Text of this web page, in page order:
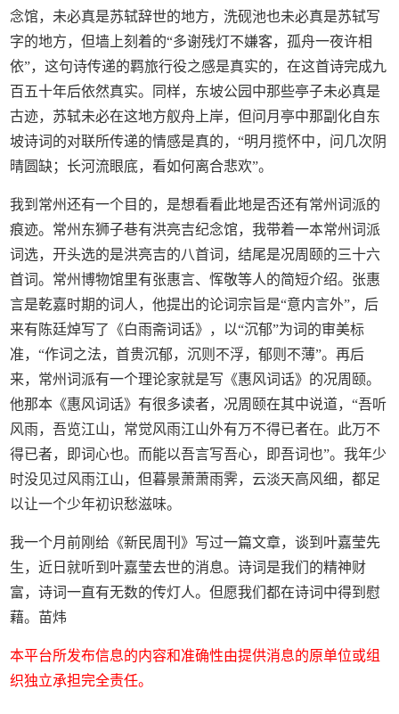
念馆，未必真是苏轼辞世的地方，洗砚池也未必真是苏轼写
字的地方，但墙上刻着的“多谢残灯不嫌客，孤舟一夜许相
依”，这句诗传递的羁旅行役之感是真实的，在这首诗完成九
百五十年后依然真实。同样，东坡公园中那些亭子未必真是
古迹，苏轼未必在这地方舣舟上岸，但问月亭中那副化自东
坡诗词的对联所传递的情感是真的，“明月揽怀中，问几次阴
晴圆缺；长河流眼底，看如何离合悲欢”。
我到常州还有一个目的，是想看看此地是否还有常州词派的
痕迹。常州东狮子巷有洪亮吉纪念馆，我带着一本常州词派
词选，开头选的是洪亮吉的八首词，结尾是况周颐的三十六
首词。常州博物馆里有张惠言、恽敬等人的简短介绍。张惠
言是乾嘉时期的词人，他提出的论词宗旨是“意内言外”，后
来有陈廷焯写了《白雨斋词话》，以“沉郁”为词的审美标
准，“作词之法，首贵沉郁，沉则不浮，郁则不薄”。再后
来，常州词派有一个理论家就是写《惠风词话》的况周颐。
他那本《惠风词话》有很多读者，况周颐在其中说道，“吾听
风雨，吾览江山，常觉风雨江山外有万不得已者在。此万不
得已者，即词心也。而能以吾言写吾心，即吾词也”。我年少
时没见过风雨江山，但暮景萧萧雨霁，云淡天高风细，都足
以让一个少年初识愁滋味。
我一个月前刚给《新民周刊》写过一篇文章，谈到叶嘉莹先
生，近日就听到叶嘉莹去世的消息。诗词是我们的精神财
富，诗词一直有无数的传灯人。但愿我们都在诗词中得到慰
藉。苗炜
本平台所发布信息的内容和准确性由提供消息的原单位或组
织独立承担完全责任。